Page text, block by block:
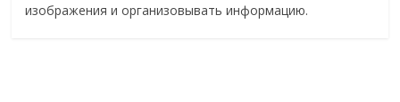
изображения и организовывать информацию.